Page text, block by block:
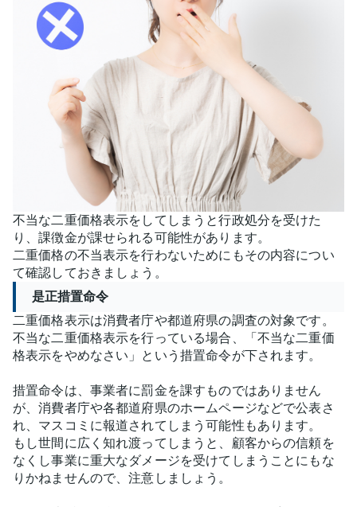
不当な二重価格表示をしてしまうと行政処分を受けた
り、課徴金が課せられる可能性があります。
二重価格の不当表示を行わないためにもその内容につい
て確認しておきましょう。
是正措置命令
二重価格表示は消費者庁や都道府県の調査の対象です。
不当な二重価格表示を行っている場合、「不当な二重価
格表示をやめなさい」という措置命令が下されます。
措置命令は、事業者に罰金を課すものではありません
が、消費者庁や各都道府県のホームページなどで公表さ
れ、マスコミに報道されてしまう可能性もあります。
もし世間に広く知れ渡ってしまうと、顧客からの信頼を
なくし事業に重大なダメージを受けてしまうことにもな
りかねませんので、注意しましょう。